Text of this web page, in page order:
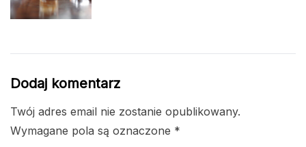
Dodaj komentarz
Twój adres email nie zostanie opublikowany.
Wymagane pola są oznaczone *